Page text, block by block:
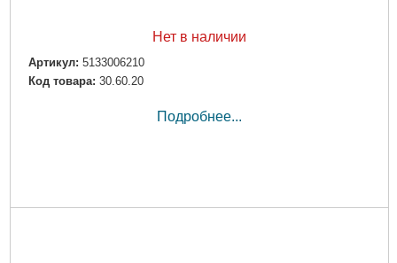
Нет в наличии
Артикул: 5133006210
Код товара: 30.60.20
Подробнее...